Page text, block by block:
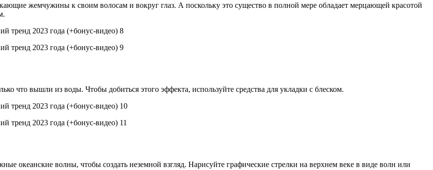
жемчужины к своим волосам и вокруг глаз. А поскольку это существо в полной мере обладает мерцающей красотой
что вышли из воды. Чтобы добиться этого эффекта, используйте средства для укладки с блеском.
океанские волны, чтобы создать неземной взгляд. Нарисуйте графические стрелки на верхнем веке в виде волн или